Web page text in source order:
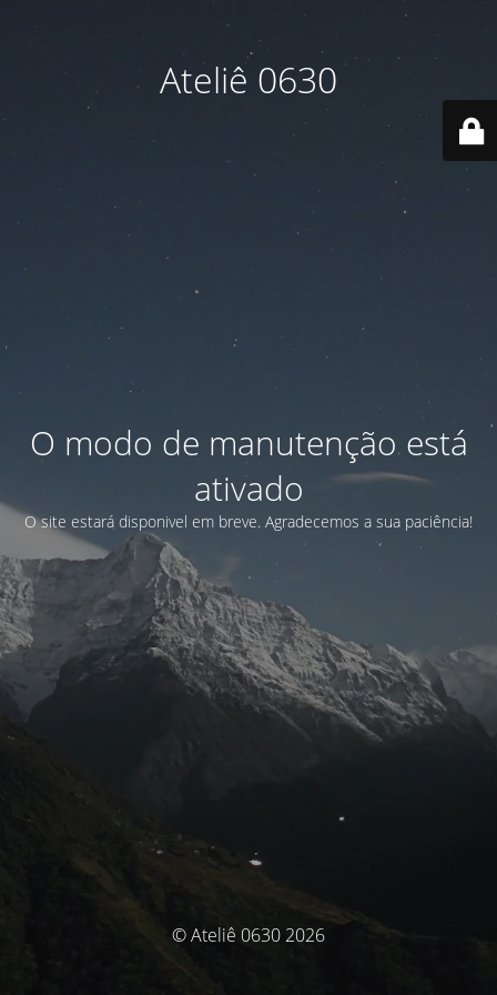
Ateliê 0630
O modo de manutenção está
ativado
O site estará disponivel em breve. Agradecemos a sua paciência!
© Ateliê 0630 2026